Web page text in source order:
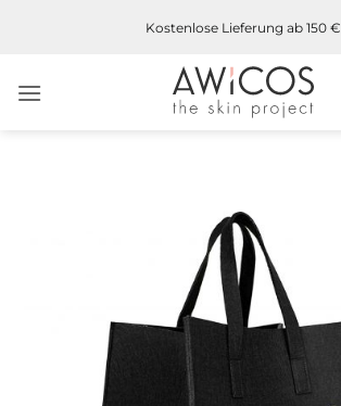
Kostenlose Lieferung ab 150 €